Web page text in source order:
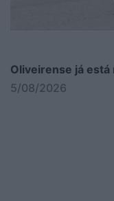
Oliveirense já está
5/08/2026